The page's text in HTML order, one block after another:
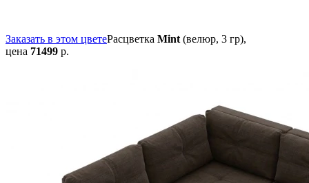
Заказать в этом цветеРасцветка Mint(велюр, 3 гр),
цена 71499 р.